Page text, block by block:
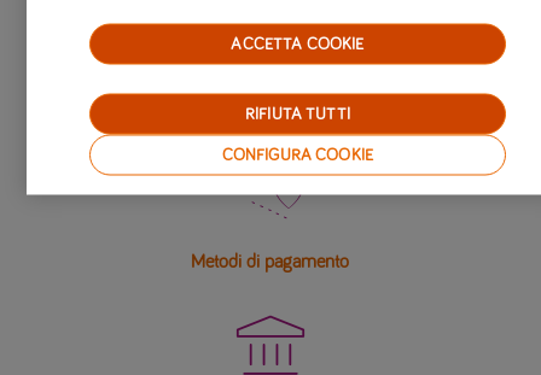
pagamento, sull’RC familiare o su come
rinnovare la tua polizza?

Metodi di pagamento

CONFIGURA COOKIE
RIFIUTA TUTTI
ACCETTA COOKIE